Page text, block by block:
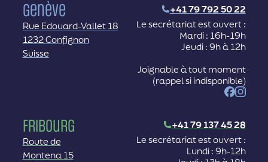
Genève
+41 79 792 50 22
Rue Edouard-Vallet 18
1232 Confignon
Suisse
Le secrétariat est ouvert :
Mardi : 16h-19h
Jeudi : 9h à 12h
Joignable à tout moment
(rappel si indisponible)
Facebook
Fribourg
+41 79 137 45 28
Route de
Montena 15
Le secrétariat est ouvert :
Lundi : 9h-12h